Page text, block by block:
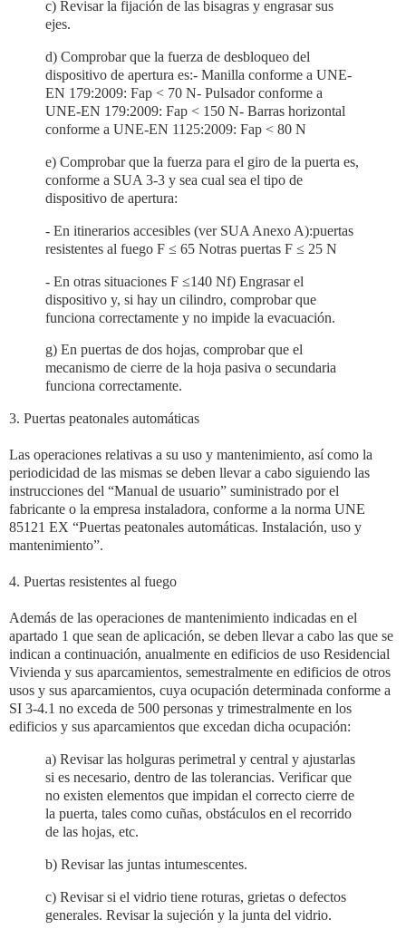
c) Revisar la fijación de las bisagras y engrasar sus
ejes.
d) Comprobar que la fuerza de desbloqueo del
dispositivo de apertura es:- Manilla conforme a UNE-
EN 179:2009: Fap < 70 N- Pulsador conforme a
UNE-EN 179:2009: Fap < 150 N- Barras horizontal
conforme a UNE-EN 1125:2009: Fap < 80 N
e) Comprobar que la fuerza para el giro de la puerta es,
conforme a SUA 3-3 y sea cual sea el tipo de
dispositivo de apertura:
- En itinerarios accesibles (ver SUA Anexo A):puertas
resistentes al fuego F ≤ 65 Notras puertas F ≤ 25 N
- En otras situaciones F ≤140 Nf) Engrasar el
dispositivo y, si hay un cilindro, comprobar que
funciona correctamente y no impide la evacuación.
g) En puertas de dos hojas, comprobar que el
mecanismo de cierre de la hoja pasiva o secundaria
funciona correctamente.
3. Puertas peatonales automáticas
Las operaciones relativas a su uso y mantenimiento, así como la
periodicidad de las mismas se deben llevar a cabo siguiendo las
instrucciones del “Manual de usuario” suministrado por el
fabricante o la empresa instaladora, conforme a la norma UNE
85121 EX “Puertas peatonales automáticas. Instalación, uso y
mantenimiento”.
4. Puertas resistentes al fuego
Además de las operaciones de mantenimiento indicadas en el
apartado 1 que sean de aplicación, se deben llevar a cabo las que se
indican a continuación, anualmente en edificios de uso Residencial
Vivienda y sus aparcamientos, semestralmente en edificios de otros
usos y sus aparcamientos, cuya ocupación determinada conforme a
SI 3-4.1 no exceda de 500 personas y trimestralmente en los
edificios y sus aparcamientos que excedan dicha ocupación:
a) Revisar las holguras perimetral y central y ajustarlas
si es necesario, dentro de las tolerancias. Verificar que
no existen elementos que impidan el correcto cierre de
la puerta, tales como cuñas, obstáculos en el recorrido
de las hojas, etc.
b) Revisar las juntas intumescentes.
c) Revisar si el vidrio tiene roturas, grietas o defectos
generales. Revisar la sujeción y la junta del vidrio.